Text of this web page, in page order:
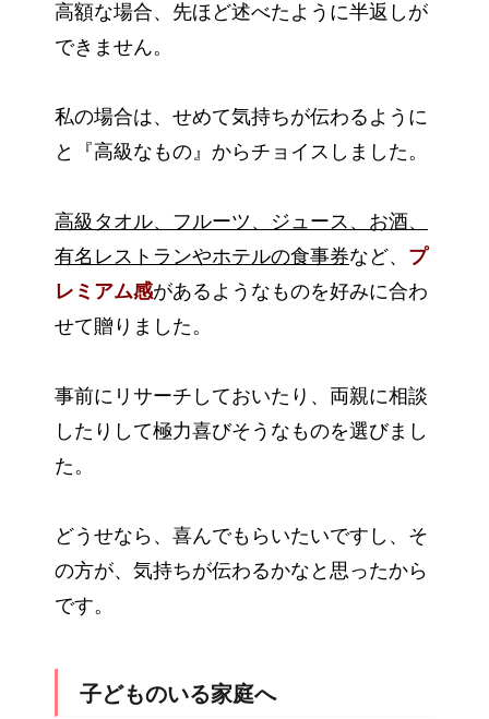
高額な場合、先ほど述べたように半返しが
できません。
私の場合は、せめて気持ちが伝わるように
と『高級なもの』からチョイスしました。
高級タオル、フルーツ、ジュース、お酒、
有名レストランやホテルの食事券など、 プ
レミアム感があるようなものを好みに合わ
せて贈りました。
事前にリサーチしておいたり、両親に相談
したりして極力喜びそうなものを選びまし
た。
どうせなら、喜んでもらいたいですし、そ
の方が、気持ちが伝わるかなと思ったから
です。
子どものいる家庭へ